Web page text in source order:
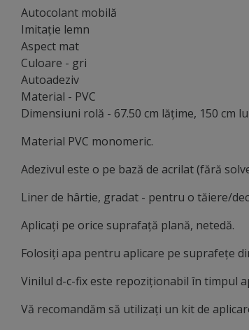
Autocolant mobilă
Imitație lemn
Aspect mat
Culoare - gri
Autoadeziv
Material - PVC
Dimensiuni rolă - 67.50 cm lăţime, 150 cm
Material PVC monomeric.
Adezivul este o pe bază de acrilat (fără
Liner de hârtie, gradat - pentru o tăiere/
Aplicați pe orice suprafață plană, netedă.
Folosiți apa pentru aplicare pe suprafețe
Vinilul d-c-fix este repoziționabil în timpul
Vă recomandăm să utilizați un kit de